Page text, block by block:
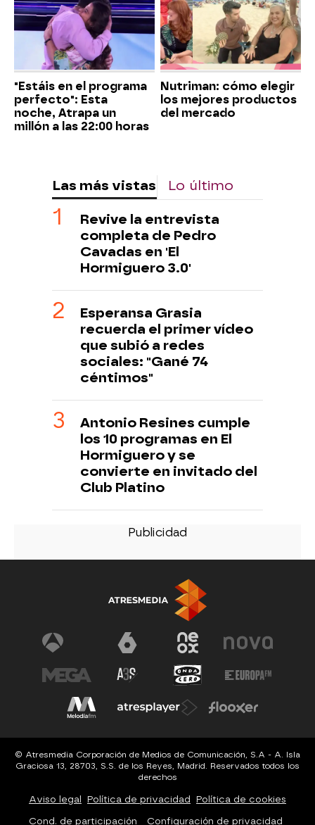
"Estáis en el programa
perfecto": Esta
noche, Atrapa un
millón a las 22:00 horas
Nutriman: cómo elegir
los mejores productos
del mercado
Las más vistas Lo último
Revive la entrevista
completa de Pedro
Cavadas en 'El
Hormiguero 3.0'
Esperansa Grasia
recuerda el primer vídeo
que subió a redes
sociales: "Gané 74
céntimos"
Antonio Resines cumple
los 10 programas en El
Hormiguero y se
convierte en invitado del
Club Platino
© Atresmedia Corporación de Medios de Comunicación, S.A - A. Isla
Graciosa 13, 28703, S.S. de los Reyes, Madrid. Reservados todos los
derechos
Aviso legal Política de privacidad Política de cookies
Cond. de participación Configuración de privacidad